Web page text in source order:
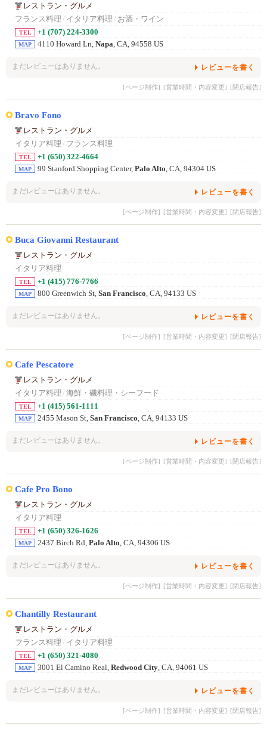
レストラン・グルメ
フランス料理 / イタリア料理 / お酒・ワイン
TEL +1 (707) 224-3300
MAP 4110 Howard Ln, Napa, CA, 94558 US
まだレビューはありません。 レビューを書く
[ページ制作] [営業時間・内容変更] [閉店報告]
Bravo Fono
レストラン・グルメ
イタリア料理 / フランス料理
TEL +1 (650) 322-4664
MAP 99 Stanford Shopping Center, Palo Alto, CA, 94304 US
まだレビューはありません。 レビューを書く
[ページ制作] [営業時間・内容変更] [閉店報告]
Buca Giovanni Restaurant
レストラン・グルメ
イタリア料理
TEL +1 (415) 776-7766
MAP 800 Greenwich St, San Francisco, CA, 94133 US
まだレビューはありません。 レビューを書く
[ページ制作] [営業時間・内容変更] [閉店報告]
Cafe Pescatore
レストラン・グルメ
イタリア料理 / 海鮮・磯料理・シーフード
TEL +1 (415) 561-1111
MAP 2455 Mason St, San Francisco, CA, 94133 US
まだレビューはありません。 レビューを書く
[ページ制作] [営業時間・内容変更] [閉店報告]
Cafe Pro Bono
レストラン・グルメ
イタリア料理
TEL +1 (650) 326-1626
MAP 2437 Birch Rd, Palo Alto, CA, 94306 US
まだレビューはありません。 レビューを書く
[ページ制作] [営業時間・内容変更] [閉店報告]
Chantilly Restaurant
レストラン・グルメ
フランス料理 / イタリア料理
TEL +1 (650) 321-4080
MAP 3001 El Camino Real, Redwood City, CA, 94061 US
まだレビューはありません。 レビューを書く
[ページ制作] [営業時間・内容変更] [閉店報告]